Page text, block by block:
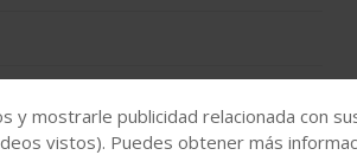
mostrarle publicidad relacionada con
vistos). Puedes obtener más